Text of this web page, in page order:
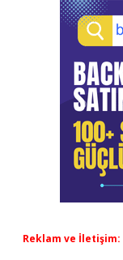
Reklam ve İletişim: